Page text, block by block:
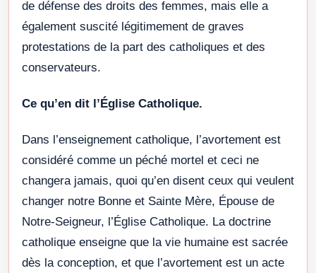
de défense des droits des femmes, mais elle a
également suscité légitimement de graves
protestations de la part des catholiques et des
conservateurs.
Ce qu’en dit l’Église Catholique.
Dans l’enseignement catholique, l’avortement est
considéré comme un péché mortel et ceci ne
changera jamais, quoi qu’en disent ceux qui veulent
changer notre Bonne et Sainte Mère, Épouse de
Notre-Seigneur, l’Église Catholique. La doctrine
catholique enseigne que la vie humaine est sacrée
dès la conception, et que l’avortement est un acte